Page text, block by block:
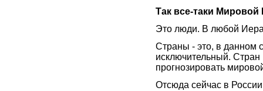
Так все-таки
Это люди. В любой
Страны - это, в данном
исключительный. Стран
прогнозировать
Отсюда сейчас в